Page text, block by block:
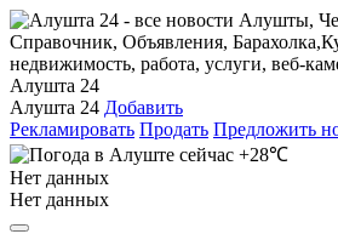
Алушта 24
Алушта 24 Добавить
Рекламировать Продать Предложить
+28℃
Нет данных
Нет данных